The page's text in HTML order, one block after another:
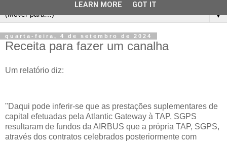
▼
quarta-feira, 4 de setembro de 2024
Receita para fazer um canalha
Um relatório diz:
"Daqui pode inferir-se que as prestações suplementares de
capital efetuadas pela Atlantic Gateway à TAP, SGPS
resultaram de fundos da AIRBUS que a própria TAP, SGPS,
através dos contratos celebrados posteriormente com
LEARN MORE GOT IT